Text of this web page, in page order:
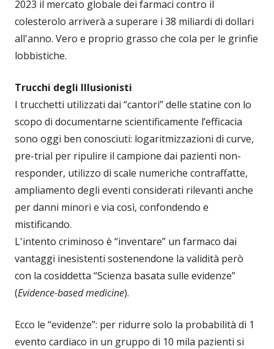
2023 il mercato globale dei farmaci contro il
colesterolo arriverà a superare i 38 miliardi di dollari
all'anno. Vero e proprio grasso che cola per le grinfie
lobbistiche.
Trucchi degli Illusionisti
I trucchetti utilizzati dai “cantori” delle statine con lo
scopo di documentarne scientificamente l’efficacia
sono oggi ben conosciuti: logaritmizzazioni di curve,
pre-trial per ripulire il campione dai pazienti non-
responder, utilizzo di scale numeriche contraffatte,
ampliamento degli eventi considerati rilevanti anche
per danni minori e via così, confondendo e
mistificando.
L'intento criminoso è “inventare” un farmaco dai
vantaggi inesistenti sostenendone la validità però
con la cosiddetta “Scienza basata sulle evidenze”
(Evidence-based medicine).
Ecco le “evidenze”: per ridurre solo la probabilità di 1
evento cardiaco in un gruppo di 10 mila pazienti si